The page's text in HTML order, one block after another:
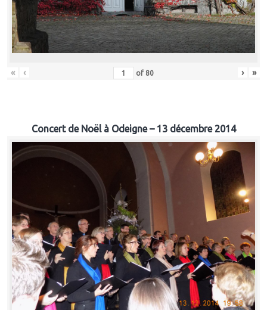
« ‹ of 80 › »
Concert de Noël à Odeigne – 13 décembre 2014